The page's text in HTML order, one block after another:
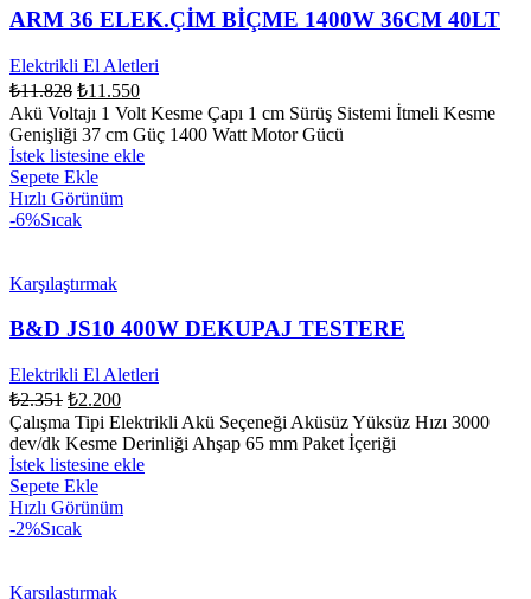
ARM 36 ELEK.ÇİM BİÇME 1400W 36CM 40LT
Elektrikli El Aletleri
₺11.828 ₺11.550
Akü Voltajı 1 Volt Kesme Çapı 1 cm Sürüş Sistemi İtmeli Kesme
Genişliği 37 cm Güç 1400 Watt Motor Gücü
İstek listesine ekle
Sepete Ekle
Hızlı Görünüm
-6%Sıcak
Karşılaştırmak
B&D JS10 400W DEKUPAJ TESTERE
Elektrikli El Aletleri
₺2.351 ₺2.200
Çalışma Tipi Elektrikli Akü Seçeneği Aküsüz Yüksüz Hızı 3000
dev/dk Kesme Derinliği Ahşap 65 mm Paket İçeriği
İstek listesine ekle
Sepete Ekle
Hızlı Görünüm
-2%Sıcak
Karşılaştırmak